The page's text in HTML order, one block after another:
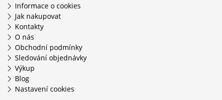
Informace o cookies
Jak nakupovat
Kontakty
O nás
Obchodní podmínky
Sledování objednávky
Výkup
Blog
Nastavení cookies